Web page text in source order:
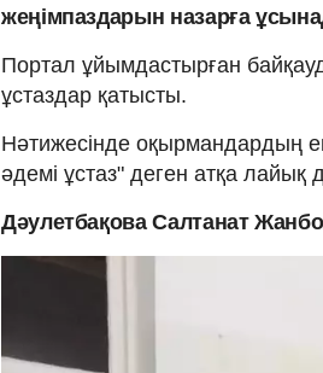
жеңімпаздарын назарға
Портал ұйымдастырған
ұстаздар қатысты.
Нәтижесінде оқырмандардың
әдемі ұстаз" деген атқа
Дәулетбақова Салтанат